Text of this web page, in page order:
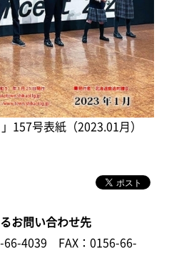
157号表紙（2023.01月）
お問い合わせ先
66-4039
FAX：0156-66-